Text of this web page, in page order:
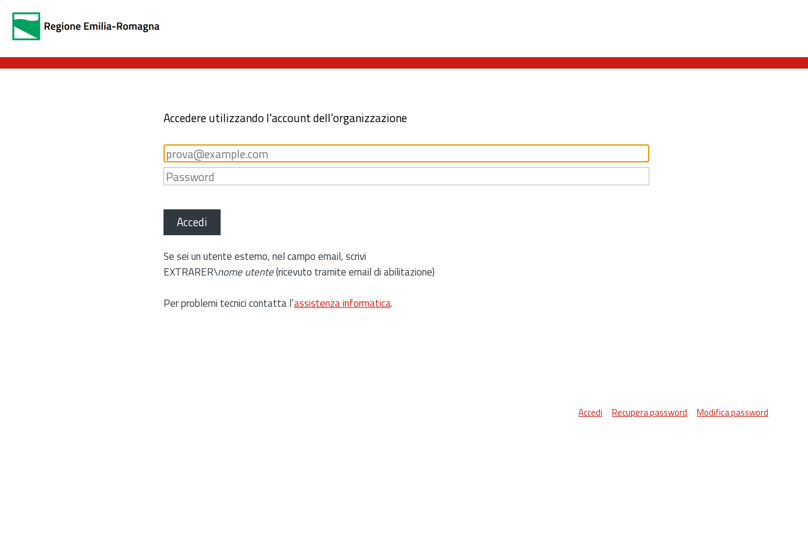
Accedere utilizzando l'account dell'organizzazione
Accedi
Se sei un utente esterno, nel campo email, scrivi
EXTRARER\nome utente(ricevuto tramite email di abilitazione)
Per problemi tecnici contatta l’assistenza informatica.
Accedi Recupera password Modifica password